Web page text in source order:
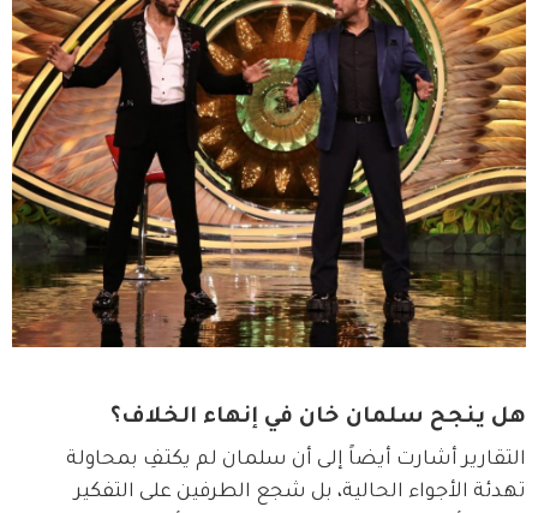
هل ينجح سلمان خان في إنهاء الخلاف؟
التقارير أشارت أيضاً إلى أن سلمان لم يكتفِ بمحاولة
تهدئة الأجواء الحالية، بل شجع الطرفين على التفكير